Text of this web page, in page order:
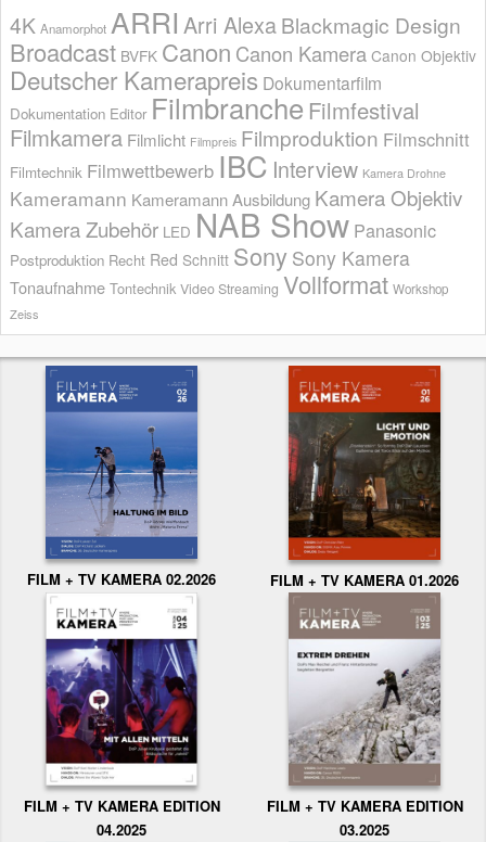
4K Anamorphot ARRI Arri AlexaBlackmagic Design
Broadcast BVFK Canon Canon Kamera Canon Objektiv
Deutscher Kamerapreis Dokumentarfilm
Dokumentation Editor Filmbranche Filmfestival
Filmkamera Filmlicht Filmpreis Filmproduktion Filmschnitt
Filmtechnik Filmwettbewerb IBC Interview Kamera Drohne
Kameramann Kameramann Ausbildung Kamera Objektiv
Kamera Zubehör LED NAB Show Panasonic
Postproduktion Recht Red Schnitt Sony Sony Kamera
Tonaufnahme Tontechnik Video Streaming Vollformat Workshop
Zeiss
FILM + TV KAMERA 02.2026 FILM + TV KAMERA 01.2026
FILM + TV KAMERA EDITION
04.2025
FILM + TV KAMERA EDITION
03.2025